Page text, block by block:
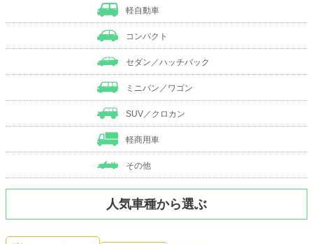
軽自動車
コンパクト
セダン／ハッチバック
ミニバン／ワゴン
SUV／クロカン
軽商用車
その他
人気車種から選ぶ